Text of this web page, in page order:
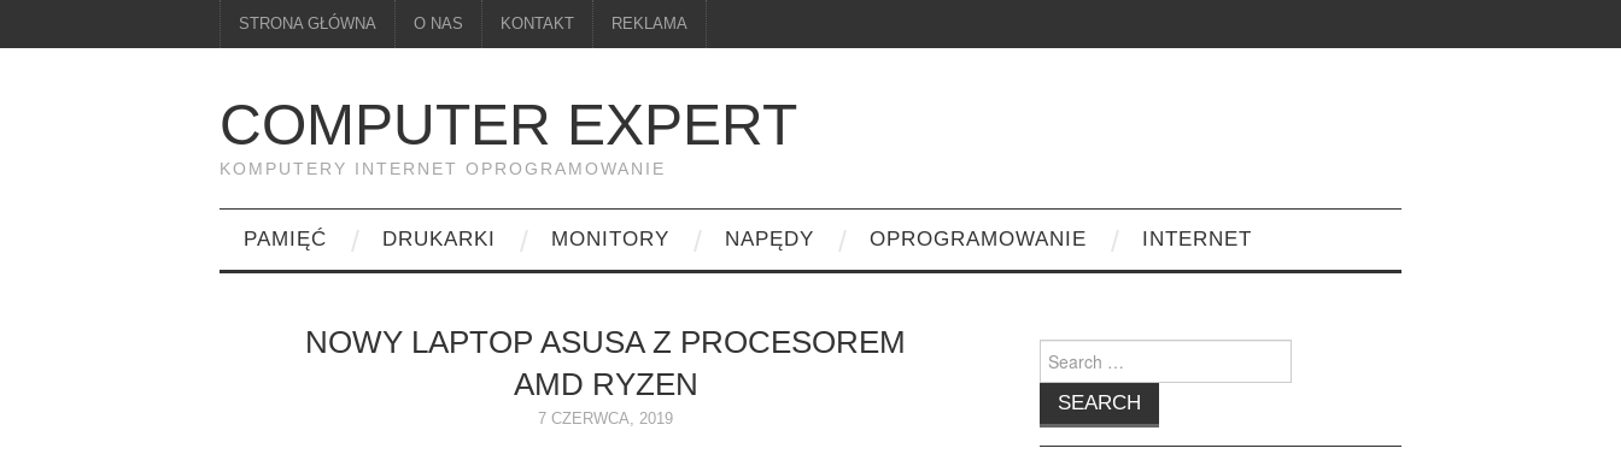
STRONA GŁÓWNA O NAS KONTAKT REKLAMA
COMPUTER EXPERT
KOMPUTERY INTERNET OPROGRAMOWANIE
PAMIĘĆ DRUKARKI MONITORY NAPĘDY OPROGRAMOWANIE INTERNET
NOWY LAPTOP ASUSA Z PROCESOREM
AMD RYZEN
7 CZERWCA, 2019
Search
for: